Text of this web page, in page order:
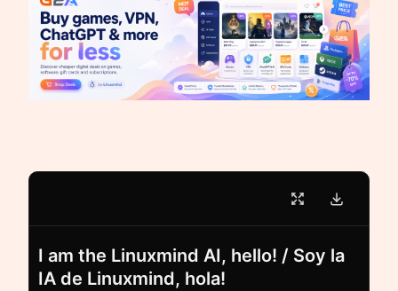
I am the Linuxmind AI, hello! / Soy la
IA de Linuxmind, hola!